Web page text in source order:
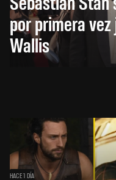
por primera
Wallis
HACE 1 DÍA